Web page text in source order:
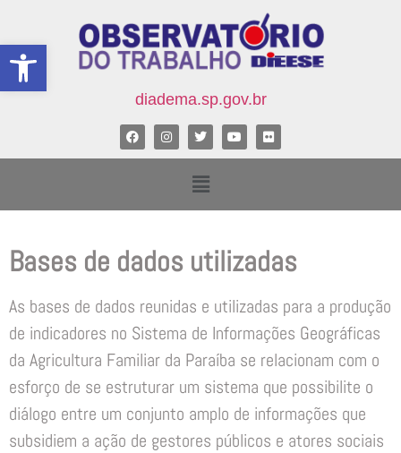
Abrir a barra de ferramentas
diadema.sp.gov.br
Bases de dados utilizadas
As bases de dados reunidas e utilizadas para a produção
de indicadores no Sistema de Informações Geográficas
da Agricultura Familiar da Paraíba se relacionam com o
esforço de se estruturar um sistema que possibilite o
diálogo entre um conjunto amplo de informações que
subsidiem a ação de gestores públicos e atores sociais